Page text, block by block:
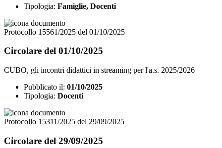
Tipologia: Famiglie, Docenti
Protocollo 15561/2025 del 01/10/2025
Circolare del 01/10/2025
CUBO, gli incontri didattici in streaming per l'a.s. 2025/2026
Pubblicato il: 01/10/2025
Tipologia: Docenti
Protocollo 15311/2025 del 29/09/2025
Circolare del 29/09/2025